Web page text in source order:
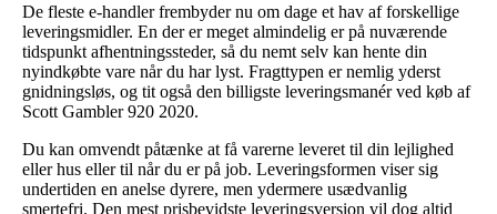
De fleste e-handler frembyder nu om dage et hav af forskellige
leveringsmidler. En der er meget almindelig er på nuværende
tidspunkt afhentningssteder, så du nemt selv kan hente din
nyindkøbte vare når du har lyst. Fragttypen er nemlig yderst
gnidningsløs, og tit også den billigste leveringsmanér ved køb af
Scott Gambler 920 2020.
Du kan omvendt påtænke at få varerne leveret til din lejlighed
eller hus eller til når du er på job. Leveringsformen viser sig
undertiden en anelse dyrere, men ydermere usædvanlig
smertefri. Den mest prisbevidste leveringsversion vil dog altid